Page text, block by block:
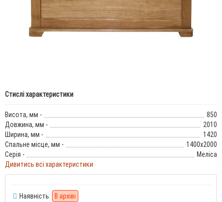
Стислі характеристики
Висота, мм -
850
Довжина, мм -
2010
Ширина, мм -
1420
Спальне місце, мм -
1400x2000
Серія -
Меліса
Дивитись всі характеристики
Наявність: В архіві